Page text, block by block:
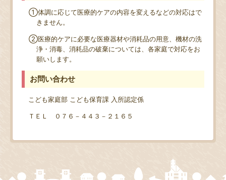
①体調に応じて医療的ケアの内容を変えるなどの対応はで
きません。
②医療的ケアに必要な医療器材や消耗品の用意、機材の洗
浄・消毒、消耗品の破棄については、各家庭で対応をお
願いします。
お問い合わせ
こども家庭部 こども保育課 入所認定係
ＴＥＬ ０７６－４４３－２１６５